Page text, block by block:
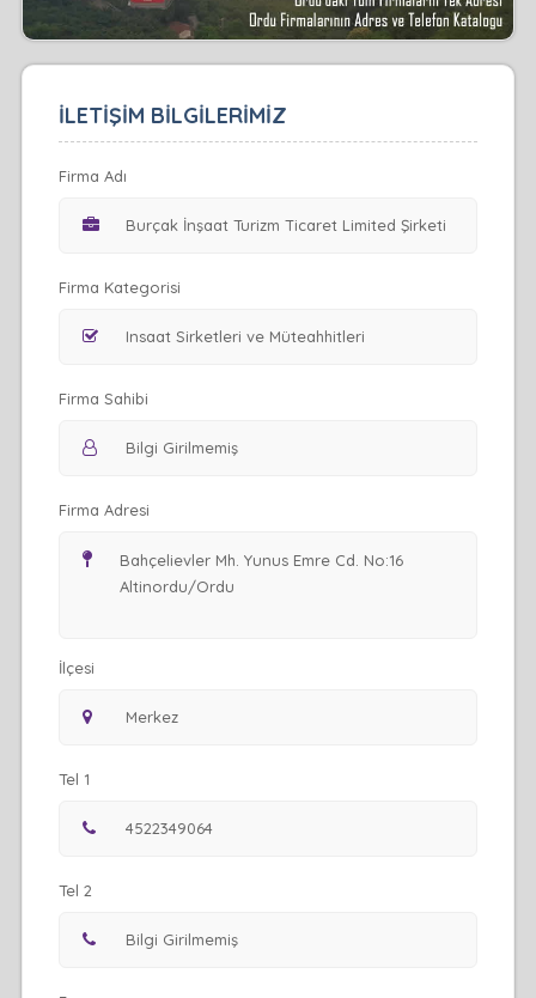
İLETİŞİM BİLGİLERİMİZ
Firma Adı
Firma Kategorisi
Firma Sahibi
Firma Adresi
İlçesi
Tel 1
Tel 2